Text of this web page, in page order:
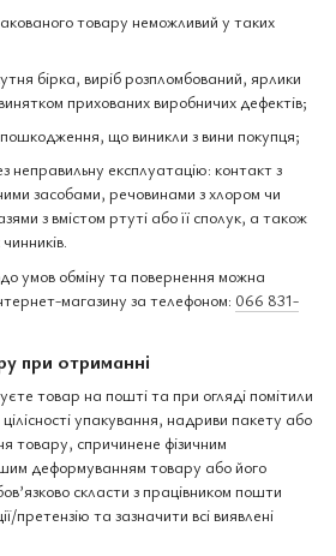
товару неможливий у таких
бірка, виріб розпломбований, ярлики
прихованих виробничих дефектів;
пошкодження, що виникли з вини покупця;
неправильну експлуатацію: контакт з
засобами, речовинами з хлором чи
з вмістом ртуті або її сполук, а також
умов обміну та повернення можна
магазину за телефоном: 066 831-
при отриманні
товар на пошті та при огляді помітили
упакування, надриви пакету або
товару, спричинене фізичним
деформуванням товару або його
скласти з працівником пошти
претензію та зазначити всі виявлені